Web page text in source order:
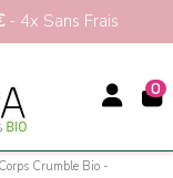
- 4x Sans Frais
0
Crumble Bio -